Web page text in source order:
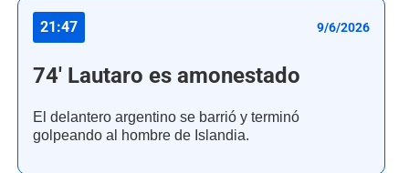
21:47 9/6/2026
74' Lautaro es amonestado
El delantero argentino se barrió y terminó
golpeando al hombre de Islandia.